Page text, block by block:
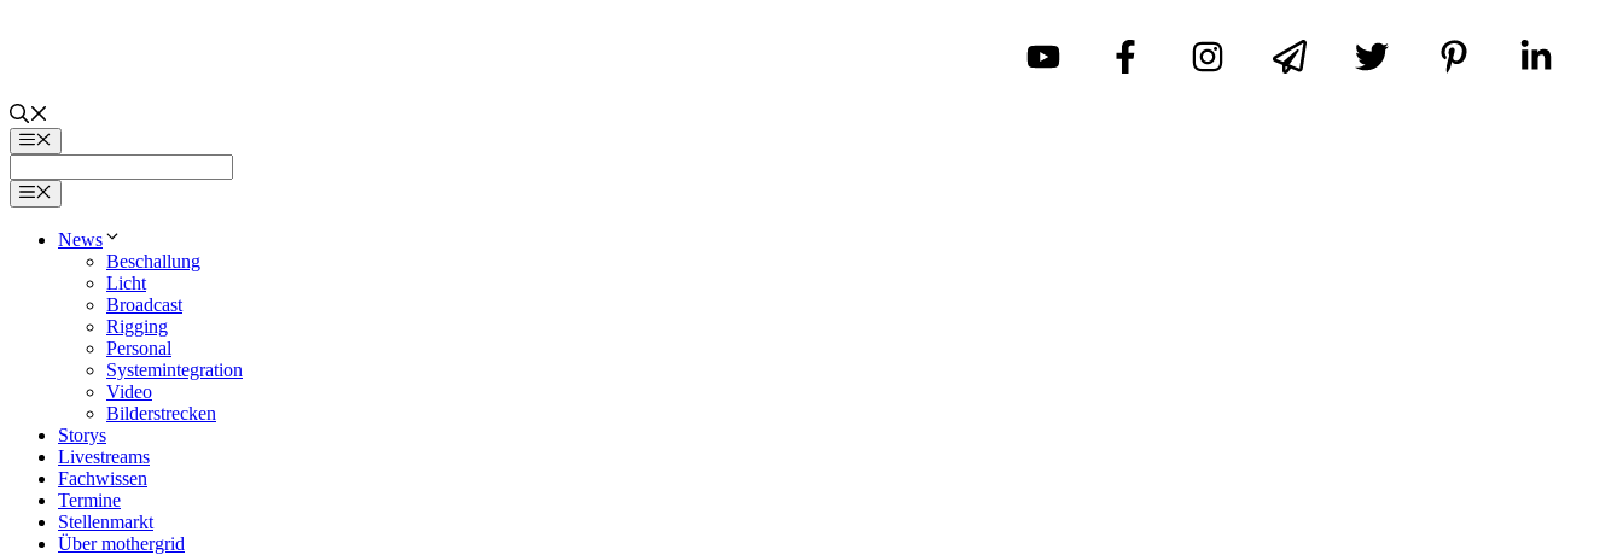
Menü
Menü
News
Beschallung
Licht
Broadcast
Rigging
Personal
Systemintegration
Video
Bilderstrecken
Storys
Livestreams
Fachwissen
Termine
Stellenmarkt
Über mothergrid